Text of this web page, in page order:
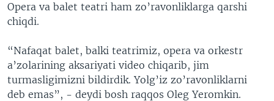
Opera va balet teatri ham zo’ravonliklarga qarshi
chiqdi.
“Nafaqat balet, balki teatrimiz, opera va orkestr
a’zolarining aksariyati video chiqarib, jim
turmasligimizni bildirdik. Yolg’iz zo’ravonliklarni
deb emas”, - deydi bosh raqqos Oleg Yeromkin.